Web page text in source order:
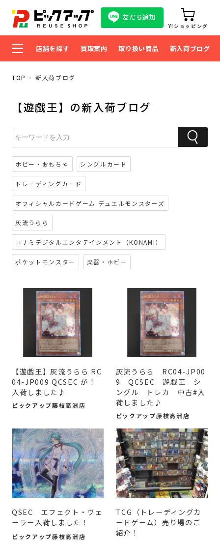
友だち追加
Y!ショッピング
店舗を探す 買取案内 取り扱い商品 新入荷ブログ
TOP 新入荷ブログ
【遊戯王】の新入荷ブログ
ホビー・おもちゃ シングルカード
トレーディングカード
オフィシャルカードゲーム デュエルモンスターズ
灰流うらら
コナミデジタルエンタテインメント（KONAMI）
ポケットモンスター 楽器・ホビー
【遊戯王】灰流うらら RC
04-JP009 QCSEC が！
入荷しました♪
ピックアップ藤枝高洲店
灰流うらら RC04-JP00
9 QCSEC 遊戯王 シ
ングル トレカ 中古#入
荷しました♪
ピックアップ藤枝高洲店
QSEC エフェクト・ヴェ
ーラー入荷しました！
ピックアップ藤枝高洲店
TCG（トレーディングカ
ードゲーム）売り場のご
紹介！